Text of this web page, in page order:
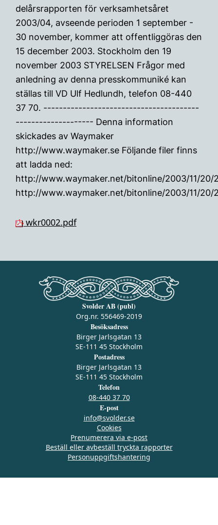
delårsrapporten för verksamhetsåret
2003/04, avseende perioden 1 september -
30 november, kommer att offentliggöras den
15 december 2003. Stockholm den 19
november 2003 STYRELSEN Frågor med
anledning av denna presskommuniké kan
ställas till VD Ulf Hedlundh, telefon 08-440
37 70. ----------------------------------------
-------------------- Denna information
skickades av Waymaker
http://www.waymaker.se Följande filer finns
att ladda ned:
http://www.waymaker.net/bitonline/2003/11/20/
http://www.waymaker.net/bitonline/2003/11/20/
wkr0002.pdf
Svolder AB (publ)
Org.nr. 556469-2019
Besöksadress
Birger Jarlsgatan 13
SE-111 45 Stockholm
Postadress
Birger Jarlsgatan 13
SE-111 45 Stockholm
Telefon
08-440 37 70
E-post
info@svolder.se
Cookies
Prenumerera via e‑post
Beställ eller avbeställ tryckta rapporter
Personuppgiftshantering